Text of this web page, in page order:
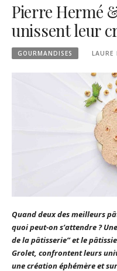
Pierre Hermé
unissent leur
GOURMANDISES LAURE
Quand deux des meilleurs
quoi peut-on s’attendre ?
de la pâtisserie” et le
Grolet, confrontent leurs
une création éphémère et